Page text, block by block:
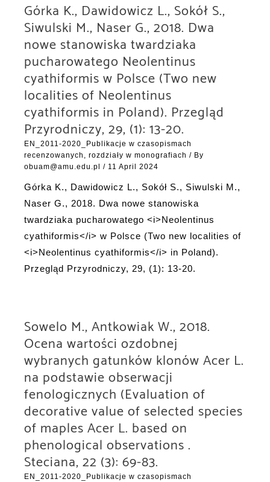
Górka K., Dawidowicz L., Sokół S.,
Siwulski M., Naser G., 2018. Dwa
nowe stanowiska twardziaka
pucharowatego Neolentinus
cyathiformis w Polsce (Two new
localities of Neolentinus
cyathiformis in Poland). Przegląd
Przyrodniczy, 29, (1): 13-20.
EN_2011-2020_Publikacje w czasopismach
recenzowanych, rozdziały w monografiach / By
obuam@amu.edu.pl
/ 11 April 2024
Górka K., Dawidowicz L., Sokół S., Siwulski M.,
Naser G., 2018. Dwa nowe stanowiska
twardziaka pucharowatego <i>Neolentinus
cyathiformis</i> w Polsce (Two new localities of
<i>Neolentinus cyathiformis</i> in Poland).
Przegląd Przyrodniczy, 29, (1): 13-20.
Sowelo M., Antkowiak W., 2018.
Ocena wartości ozdobnej
wybranych gatunków klonów Acer L.
na podstawie obserwacji
fenologicznych (Evaluation of
decorative value of selected species
of maples Acer L. based on
phenological observations .
Steciana, 22 (3): 69-83.
EN_2011-2020_Publikacje w czasopismach